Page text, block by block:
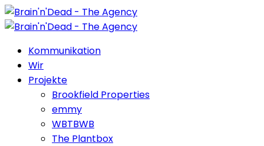
Kommunikation
Wir
Projekte
Brookfield Properties
emmy
WBTBWB
The Plantbox